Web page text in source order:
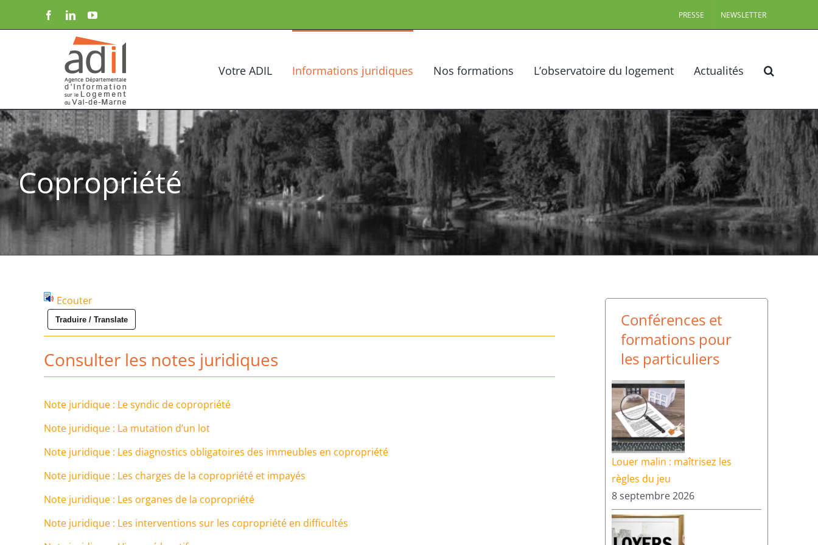
FacebookLinkedInYouTube PRESSE NEWSLETTER
Votre ADIL Informations juridiques Nos formations L’observatoire du logement Actualités
Copropriété
Ecouter
Traduire / Translate
Consulter les notes juridiques
Note juridique : Le syndic de copropriété
Note juridique : La mutation d’un lot
Note juridique : Les diagnostics obligatoires des immeubles en copropriété
Note juridique : Les charges de la copropriété et impayés
Note juridique : Les organes de la copropriété
Note juridique : Les interventions sur les copropriété en difficultés
Conférences et
formations pour
les particuliers
Louer malin : maîtrisez les
règles du jeu
8 septembre 2026